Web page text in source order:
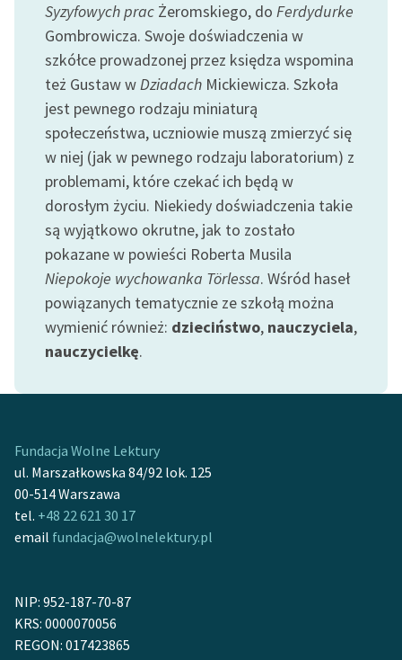
Odkurzamy bohaterów
Szkoła Poezji Wolnych
Lektur
O nas
Kontakt
O projekcie
Zespół
Zasady wykorzystania
Wolnych Lektur
Logotypy
Materiały promocyjne
Regulamin biblioteki
Dane fundacji i
sprawozdania finansowe
wrażliwych
Deklaracja dostępności
Syzyfowych prac Żeromskiego, do Ferdydurke
Gombrowicza. Swoje doświadczenia w
szkółce prowadzonej przez księdza wspomina
też Gustaw wDziadach Mickiewicza. Szkoła
jest pewnego rodzaju miniaturą
społeczeństwa, uczniowie muszą zmierzyć się
w niej (jak w pewnego rodzaju laboratorium) z
problemami, które czekać ich będą w
dorosłym życiu. Niekiedy doświadczenia takie
są wyjątkowo okrutne, jak to zostało
pokazane w powieści Roberta Musila
Niepokoje wychowanka Törlessa. Wśród haseł
powiązanych tematycznie ze szkołą można
wymienić również: dzieciństwo, nauczyciela,
nauczycielkę.
Fundacja Wolne Lektury
ul. Marszałkowska 84/92 lok. 125
00-514 Warszawa
tel. +48 22 621 30 17
email fundacja@wolnelektury.pl
NIP: 952-187-70-87
KRS: 0000070056
REGON: 017423865